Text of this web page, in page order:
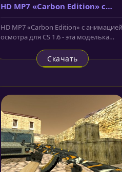
HD MP7 «Carbon Edition» с
анимацией осмотра
HD MP7 «Carbon Edition» с анимацией
осмотра для CS 1.6 - эта моделька
Скачать